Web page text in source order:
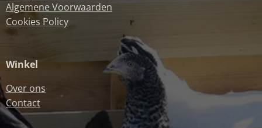
Algemene Voorwaarden
Cookies Policy
Winkel
Over ons
Contact